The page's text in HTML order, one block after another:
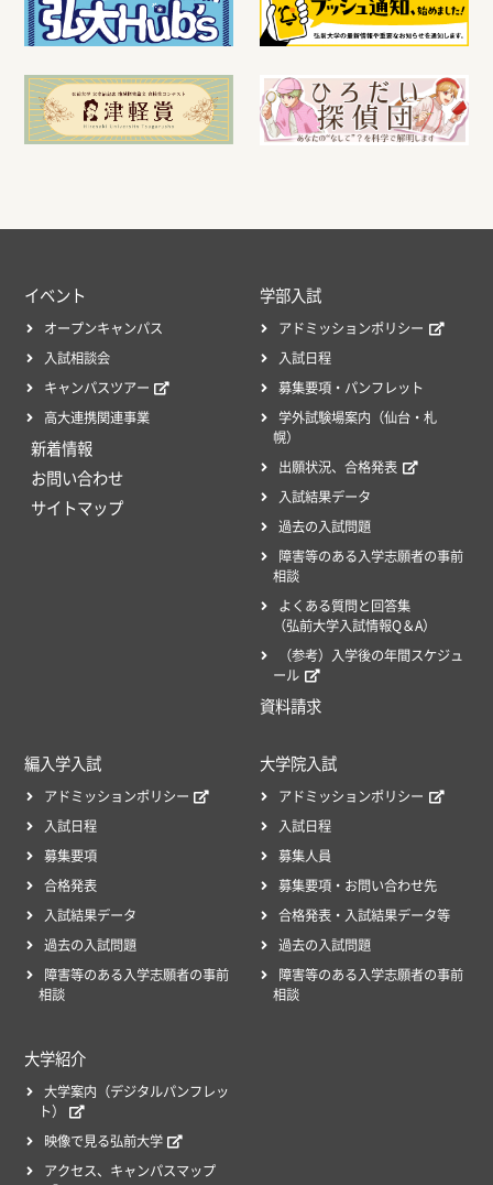
イベント
オープンキャンパス
入試相談会
キャンパスツアー
高大連携関連事業
新着情報
お問い合わせ
サイトマップ
学部入試
アドミッションポリシー
学外試験場案内（仙台・札
幌）
入試日程
募集要項・パンフレット
出願状況、合格発表
入試結果データ
過去の入試問題
障害等のある入学志願者の事前
相談
よくある質問と回答集
（弘前大学入試情報Q＆A）
（参考）入学後の年間スケジュ
ール
資料請求
編入学入試
アドミッションポリシー
入試日程
募集要項
合格発表
入試結果データ
過去の入試問題
障害等のある入学志願者の事前
相談
大学院入試
アドミッションポリシー
入試日程
募集人員
募集要項・お問い合わせ先
合格発表・入試結果データ等
過去の入試問題
障害等のある入学志願者の事前
相談
大学紹介
大学案内（デジタルパンフレッ
ト）
映像で見る弘前大学
アクセス、キャンパスマップ